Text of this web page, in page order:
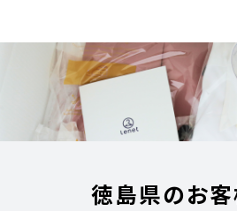
徳島県のお